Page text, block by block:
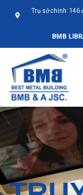
Trụ sở chính: 146
BMB